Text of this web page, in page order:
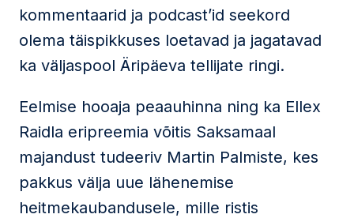
kommentaarid ja podcast’id seekord
olema täispikkuses loetavad ja jagatavad
ka väljaspool Äripäeva tellijate ringi.
Eelmise hooaja peaauhinna ning ka Ellex
Raidla eripreemia võitis Saksamaal
majandust tudeeriv Martin Palmiste, kes
pakkus välja uue lähenemise
heitmekaubandusele, mille ristis